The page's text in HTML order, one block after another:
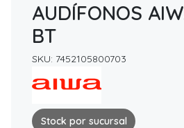
AUDÍFONOS
BT
SKU: 7452105800703
Stock por sucursal